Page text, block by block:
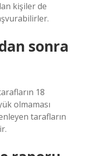
kişiler de
sonra
18
olmaması
tarafların